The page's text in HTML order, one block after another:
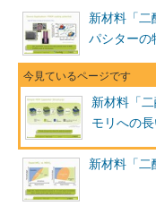
新材料「二
パシターの
新材料「
モリへの
新材料「二